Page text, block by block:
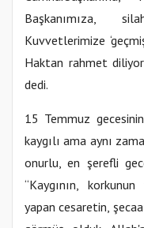
Başkanımıza,
Kuvvetlerimize
Haktan rahmet
dedi.
15 Temmuz
kaygılı ama aynı
onurlu, en şerefli
“Kaygının,
yapan cesaretin,